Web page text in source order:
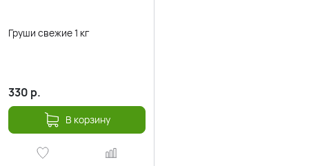
Груши свежие 1 кг
330 р.
В корзину